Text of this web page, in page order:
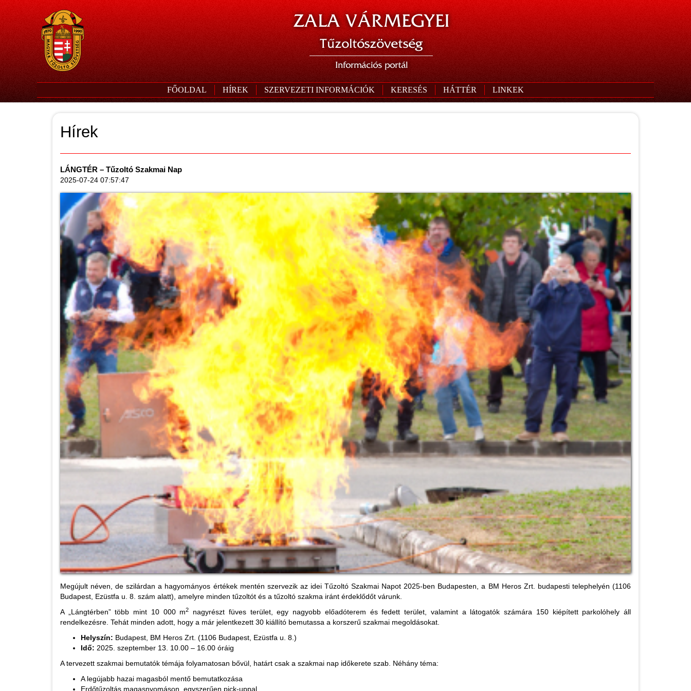
ZALA VÁRMEGYEI
Tűzoltószövetség
Információs portál
FŐOLDAL HÍREK SZERVEZETI INFORMÁCIÓK KERESÉS HÁTTÉR LINKEK
Hírek
LÁNGTÉR – Tűzoltó Szakmai Nap
2025-07-24 07:57:47
Megújult néven, de szilárdan a hagyományos értékek mentén szervezik az idei Tűzoltó Szakmai Napot 2025-ben Budapesten, a BM Heros Zrt. budapesti telephelyén (1106
Budapest, Ezüstfa u. 8. szám alatt), amelyre minden tűzoltót és a tűzoltó szakma iránt érdeklődőt várunk.
A „Lángtérben” több mint 10 000 m2
nagyrészt füves terület, egy nagyobb előadóterem és fedett terület, valamint a látogatók számára 150 kiépített parkolóhely áll
rendelkezésre. Tehát minden adott, hogy a már jelentkezett 30 kiállító bemutassa a korszerű szakmai megoldásokat.
Helyszín: Budapest, BM Heros Zrt. (1106 Budapest, Ezüstfa u. 8.)
Idő: 2025. szeptember 13. 10.00 – 16.00 óráig
A tervezett szakmai bemutatók témája folyamatosan bővül, határt csak a szakmai nap időkerete szab. Néhány téma:
A legújabb hazai magasból mentő bemutatkozása
Erdőtűzoltás magasnyomáson, egyszerűen pick-uppal